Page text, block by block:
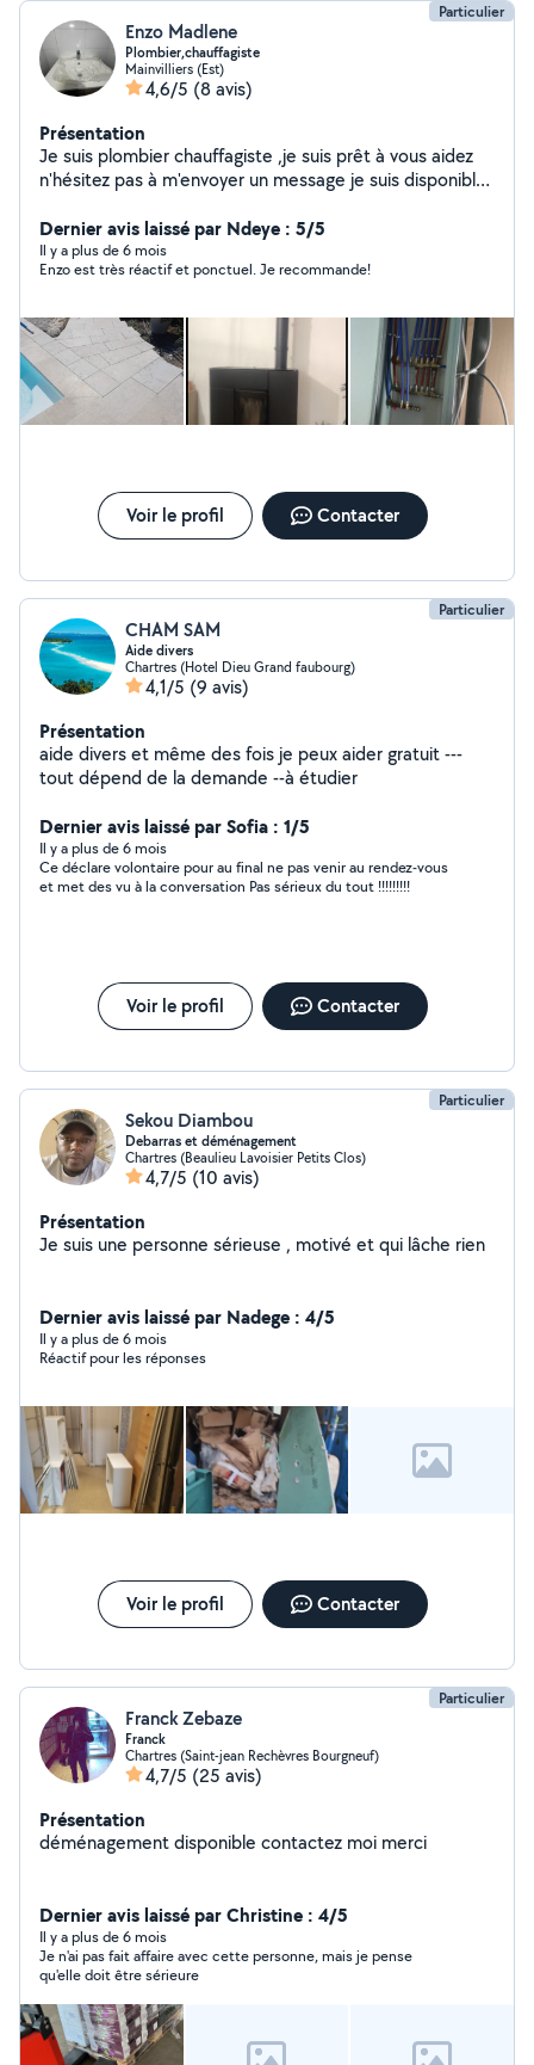
Particulier
Enzo Madlene
Plombier,chauffagiste
Mainvilliers (Est)
4,6/5 (8 avis)
Présentation
Je suis plombier chauffagiste ,je suis prêt à vous aidez
n'hésitez pas à m'envoyer un message je suis disponible
et je ferais tout pour que vous soyez satisfait . 8 ans que
je suis dans ce domaines
Dernier avis laissé par Ndeye : 5/5
Il y a plus de 6 mois
Enzo est très réactif et ponctuel. Je recommande!
Voir le profil Contacter
Particulier
CHAM SAM
Aide divers
Chartres (Hotel Dieu Grand faubourg)
4,1/5 (9 avis)
Présentation
aide divers et même des fois je peux aider gratuit ---
tout dépend de la demande --à étudier
Dernier avis laissé par Sofia : 1/5
Il y a plus de 6 mois
Ce déclare volontaire pour au final ne pas venir au rendez-vous
et met des vu à la conversation Pas sérieux du tout !!!!!!!!!
Voir le profil Contacter
Particulier
Sekou Diambou
Debarras et déménagement
Chartres (Beaulieu Lavoisier Petits Clos)
4,7/5 (10 avis)
Présentation
Je suis une personne sérieuse , motivé et qui lâche rien
Dernier avis laissé par Nadege : 4/5
Il y a plus de 6 mois
Réactif pour les réponses
Voir le profil Contacter
Particulier
Franck Zebaze
Franck
Chartres (Saint-jean Rechèvres Bourgneuf)
4,7/5 (25 avis)
Présentation
déménagement disponible contactez moi merci
Dernier avis laissé par Christine : 4/5
Il y a plus de 6 mois
Je n'ai pas fait affaire avec cette personne, mais je pense
qu'elle doit être sérieure